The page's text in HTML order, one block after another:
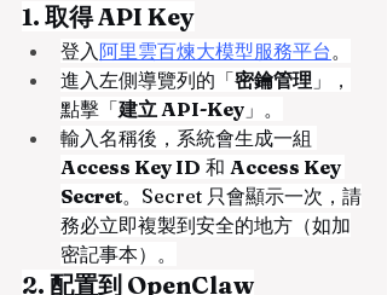
1. 取得 API Key
登入阿里雲百煉大模型服務平台。
進入左側導覽列的「密鑰管理 」，
點擊「建立 API-Key 」。
輸入名稱後，系統會生成一組
Access Key ID 和 Access Key
Secret。Secret 只會顯示一次，請
務必立即複製到安全的地方（如加
密記事本）。
2. 配置到 OpenClaw